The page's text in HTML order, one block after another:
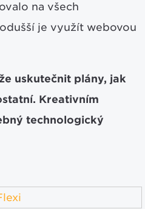
na všech
je využít webovou
uskutečnit plány, jak
Kreativním
technologický